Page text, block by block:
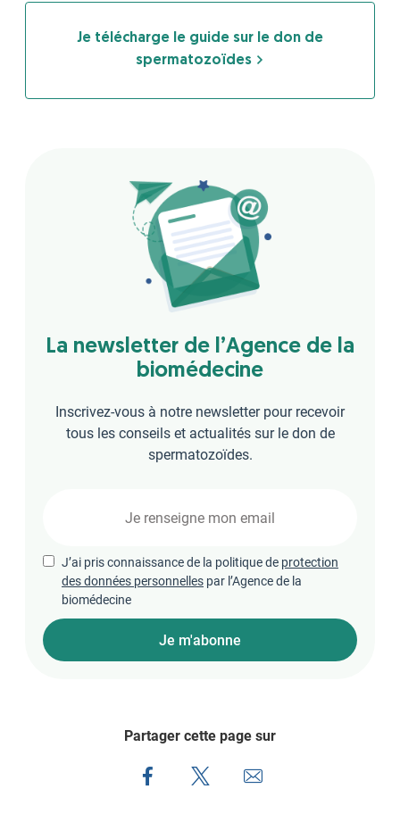
Je télécharge le guide sur le don de
spermatozoïdes
La newsletter de l’Agence de la
biomédecine
Inscrivez-vous à notre newsletter pour recevoir
tous les conseils et actualités sur le don de
spermatozoïdes.
J’ai pris connaissance de la politique de protection
des données personnelles par l’Agence de la
biomédecine
Je m'abonne
Partager cette page sur